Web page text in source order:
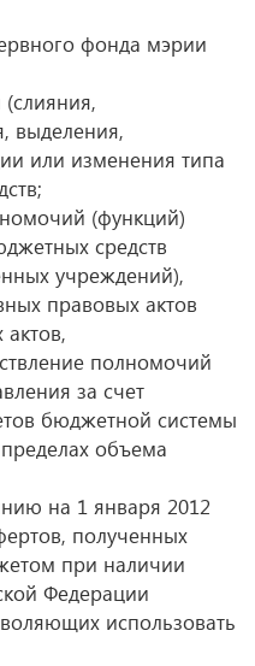
фонда мэрии
выделения,
или изменения типа
(функций)
средств
учреждений),
правовых актов
полномочий
за счет
бюджетной системы
объема
на 1 января 2012
полученных
при наличии
Федерации
использовать